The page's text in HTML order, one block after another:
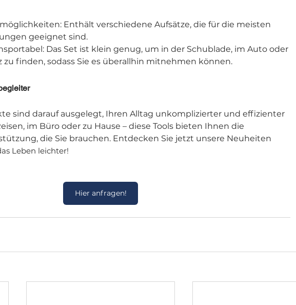
Enthält verschiedene Aufsätze, die für die meisten
geeignet sind.
Das Set ist klein genug, um in der Schublade, im Auto oder
zu finden, sodass Sie es überallhin mitnehmen können.
sind darauf ausgelegt, Ihren Alltag unkomplizierter und effizienter
im Büro oder zu Hause – diese Tools bieten Ihnen die
die Sie brauchen. Entdecken Sie jetzt unsere Neuheiten
Leben leichter!
Hier anfragen!